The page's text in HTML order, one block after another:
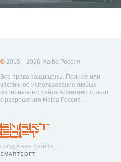
© 2015—2026 Haiba Россия
Все права защищены. Полное или
частичное использование любых
материалов с сайта возможно только
с разрешения Haiba Россия.
СОЗДАНИЕ САЙТА:
SMARTSOFT